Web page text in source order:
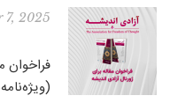
7, 2025
فراخوان
(ویژه‌نامه‌های